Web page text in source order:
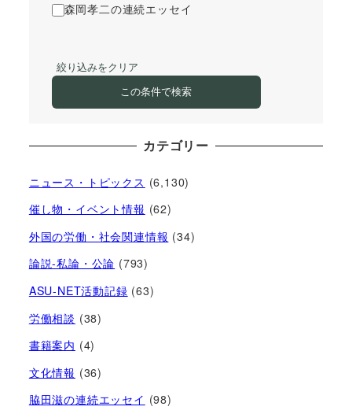
森岡孝二の連続エッセイ
絞り込みをクリア
この条件で検索
カテゴリー
ニュース・トピックス (6,130)
催し物・イベント情報 (62)
外国の労働・社会関連情報 (34)
論説-私論・公論 (793)
ASU-NET活動記録 (63)
労働相談 (38)
書籍案内 (4)
文化情報 (36)
脇田滋の連続エッセイ (98)